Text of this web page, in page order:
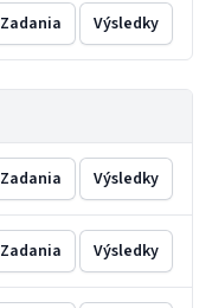
Zadania Výsledky
Zadania Výsledky
Zadania Výsledky